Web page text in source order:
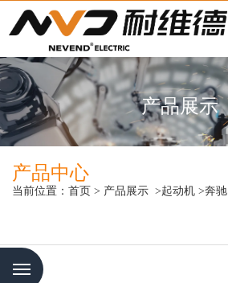
产品展示
产品中心
当前位置： 首页 > 产品展示 >起动机 >奔驰